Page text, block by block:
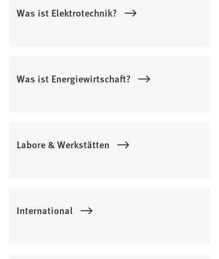
Was ist Elektrotechnik?
Was ist Energiewirtschaft?
Labore & Werkstätten
International